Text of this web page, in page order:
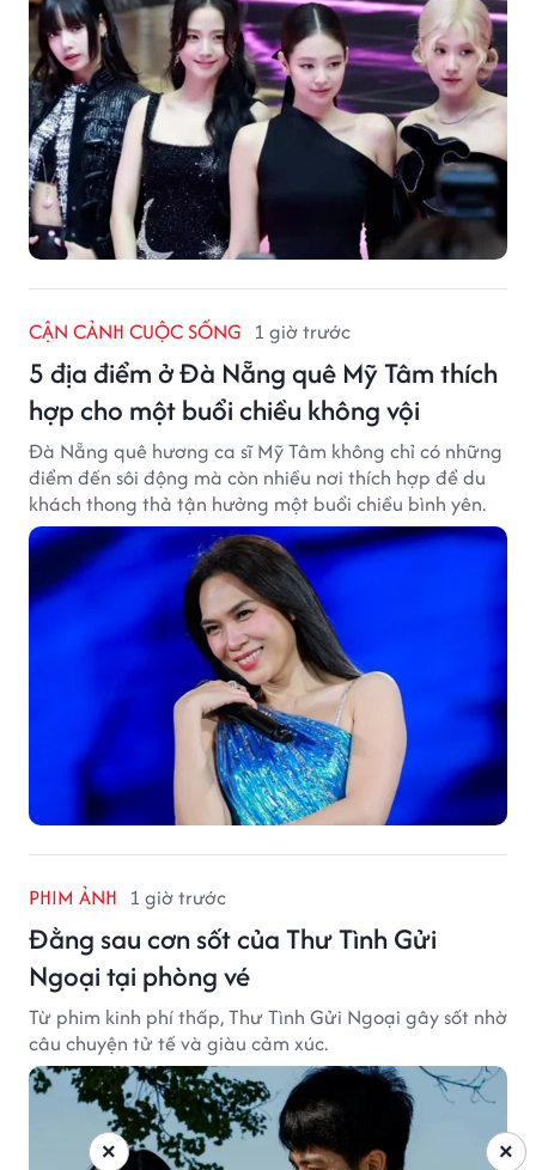
CẬN CẢNH CUỘC SỐNG 1 giờ trước
5 địa điểm ở Đà Nẵng quê Mỹ Tâm thích
hợp cho một buổi chiều không vội
Đà Nẵng quê hương ca sĩ Mỹ Tâm không chỉ có những
điểm đến sôi động mà còn nhiều nơi thích hợp để du
khách thong thả tận hưởng một buổi chiều bình yên.
PHIM ẢNH 1 giờ trước
Đằng sau cơn sốt của Thư Tình Gửi
Ngoại tại phòng vé
Từ phim kinh phí thấp, Thư Tình Gửi Ngoại gây sốt nhờ
câu chuyện tử tế và giàu cảm xúc.
×
×